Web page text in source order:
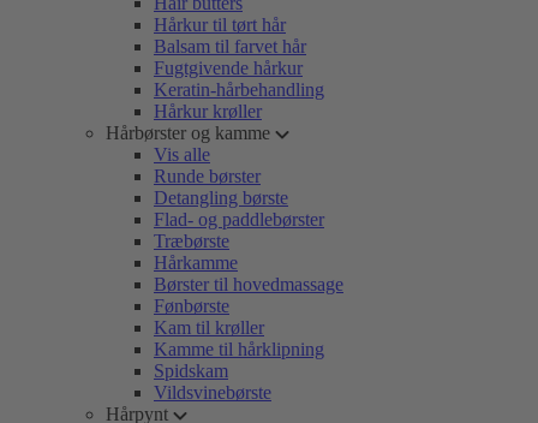
Hårkur til tørt hår
Balsam til farvet hår
Fugtgivende hårkur
Keratin-hårbehandling
Hårkur krøller
Hårbørster og kamme
Vis alle
Runde børster
Detangling børste
Flad- og paddlebørster
Træbørste
Hårkamme
Børster til hovedmassage
Fønbørste
Kam til krøller
Kamme til hårklipning
Spidskam
Vildsvinebørste
Hårpynt